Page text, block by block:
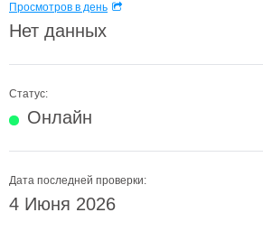
Просмотров в день
Нет данных
Статус:
Онлайн
Дата последней проверки:
4 Июня 2026